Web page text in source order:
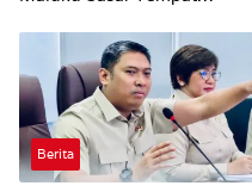
Berita